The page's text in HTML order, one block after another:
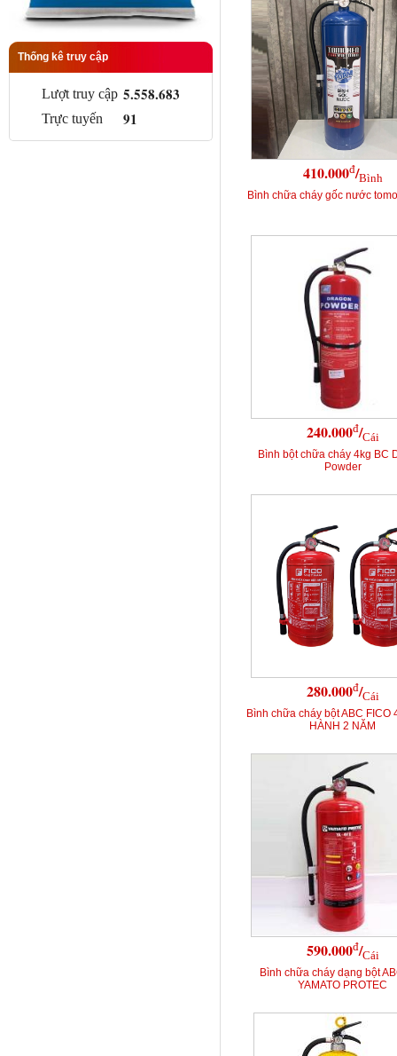
Thống kê truy cập
Lượt truy cập 5.558.683
Trực tuyến 91
410.000đ/Bình
Bình chữa cháy gốc nước
240.000đ/Cái
Bình bột chữa cháy 4kg BC
Powder
280.000đ/Cái
Bình chữa cháy bột ABC FICO
HÀNH 2 NĂM
590.000đ/Cái
Bình chữa cháy dạng bột
YAMATO PROTEC